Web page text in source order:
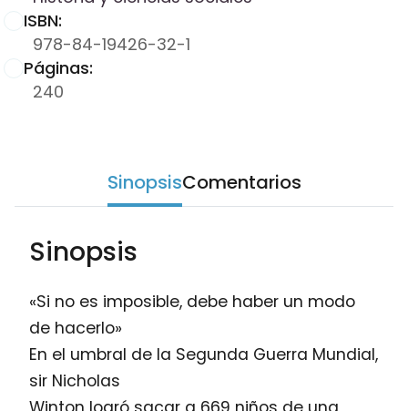
ISBN:
978-84-19426-32-1
Páginas:
240
SinopsisComentarios
Sinopsis
«Si no es imposible, debe haber un modo
de hacerlo»
En el umbral de la Segunda Guerra Mundial,
sir Nicholas